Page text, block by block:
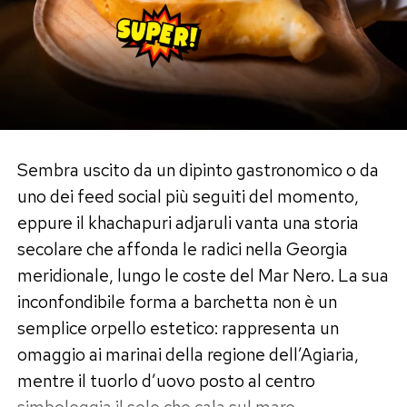
Dal punto di vista nutrizionale, la salicornia è un
concentrato di micronutrienti essenziali. Le fonti
nutrizionali ne evidenziano l’elevato contenuto
di sali minerali quali potassio, magnesio, calcio e
A e Vitamina C. Garantisce inoltre un ottimo
apporto di fibre e sostanze antiossidanti. La sua
naturale sapidità consente di insaporire i piatti
riducendo l’uso del sale raffinato, rivelandosi un
prezioso alleato per chi deve tenere sotto
controllo la pressione arteriosa o ridurre la
ritenzione idrica, il tutto con un apporto calorico
ridottissimo.
Sembra uscito da un dipinto gastronomico o da
uno dei feed social più seguiti del momento,
eppure il khachapuri adjaruli vanta una storia
secolare che affonda le radici nella Georgia
meridionale, lungo le coste del Mar Nero. La sua
inconfondibile forma a barchetta non è un
semplice orpello estetico: rappresenta un
omaggio ai marinai della regione dell’Agiaria,
mentre il tuorlo d’uovo posto al centro